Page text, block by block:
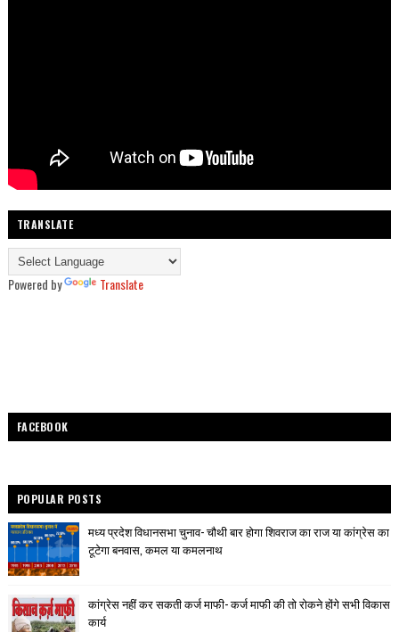
TRANSLATE
Powered by Translate
FACEBOOK
POPULAR POSTS
मध्य प्रदेश विधानसभा चुनाव- चौथी बार होगा शिवराज का राज या कांग्रेस का
टूटेगा बनवास, कमल या कमलनाथ
कांग्रेस नहीं कर सकती कर्ज माफी- कर्ज माफी की तो रोकने होंगे सभी विकास
कार्य